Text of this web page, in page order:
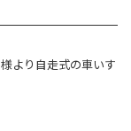
より自走式の車いす